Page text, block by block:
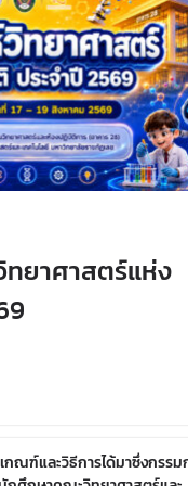
ทยาศาสตร์แห่ง
กณฑ์และวิธีการได้มาซึ่งกรรม